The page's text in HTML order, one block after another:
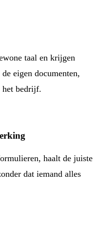
taal en krijgen
eigen documenten,
het bedrijf.
haalt de juiste
dat iemand alles